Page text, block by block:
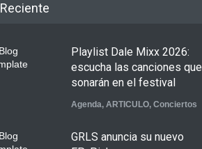
Reciente
Playlist Dale Mixx 2026:
escucha las canciones que
sonarán en el festival
Agenda, ARTICULO, Conciertos
GRLS anuncia su nuevo